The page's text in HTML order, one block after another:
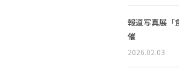
報道写真展「
催
2026.02.03